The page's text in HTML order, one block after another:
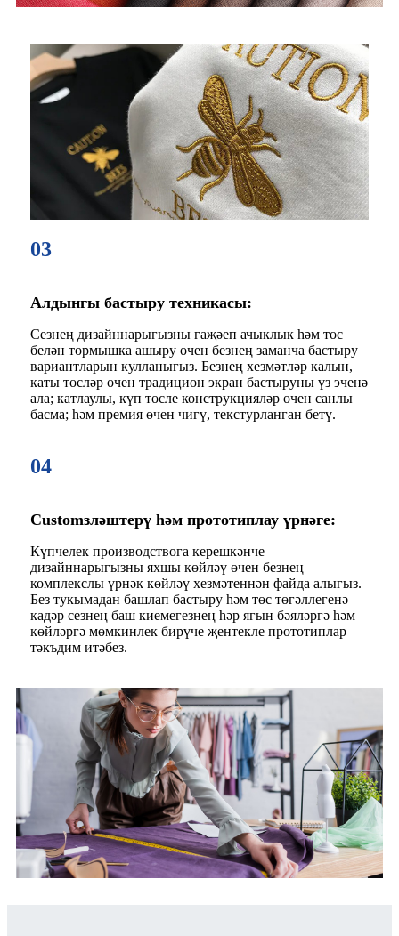
03
Алдынгы бастыру техникасы:
Сезнең дизайннарыгызны гаҗәеп ачыклык һәм төс
белән тормышка ашыру өчен безнең заманча бастыру
вариантларын кулланыгыз. Безнең хезмәтләр калын,
каты төсләр өчен традицион экран бастыруны үз эченә
ала; катлаулы, күп төсле конструкцияләр өчен санлы
басма; һәм премия өчен чигү, текстурланган бетү.
04
Customзләштерү һәм прототиплау үрнәге:
Күпчелек производствога керешкәнче
дизайннарыгызны яхшы көйләү өчен безнең
комплекслы үрнәк көйләү хезмәтеннән файда алыгыз.
Без тукымадан башлап бастыру һәм төс төгәллегенә
кадәр сезнең баш киемегезнең һәр ягын бәяләргә һәм
көйләргә мөмкинлек бирүче җентекле прототиплар
тәкъдим итәбез.